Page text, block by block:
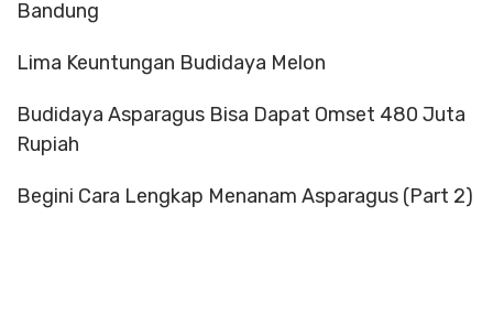
Bandung
Lima Keuntungan Budidaya Melon
Budidaya Asparagus Bisa Dapat Omset 480 Juta
Rupiah
Begini Cara Lengkap Menanam Asparagus (Part 2)